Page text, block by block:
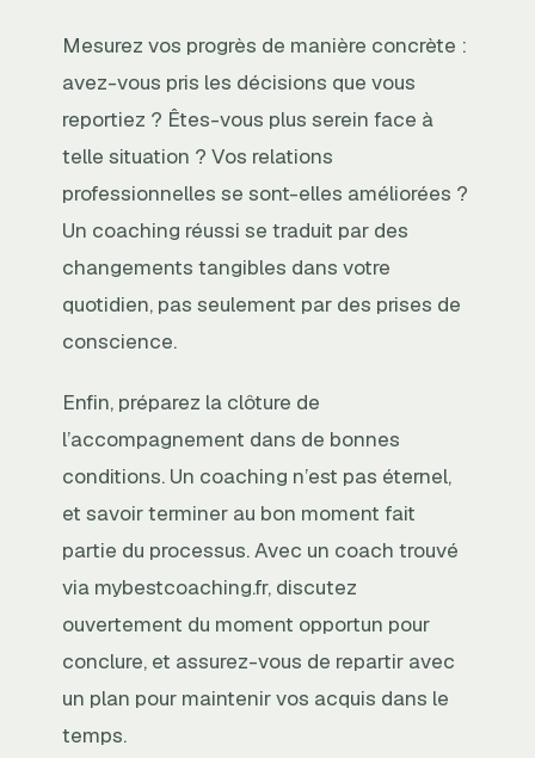
Mesurez vos progrès de manière concrète :
avez-vous pris les décisions que vous
reportiez ? Êtes-vous plus serein face à
telle situation ? Vos relations
professionnelles se sont-elles améliorées ?
Un coaching réussi se traduit par des
changements tangibles dans votre
quotidien, pas seulement par des prises de
conscience.
Enfin, préparez la clôture de
l’accompagnement dans de bonnes
conditions. Un coaching n’est pas éternel,
et savoir terminer au bon moment fait
partie du processus. Avec un coach trouvé
via mybestcoaching.fr, discutez
ouvertement du moment opportun pour
conclure, et assurez-vous de repartir avec
un plan pour maintenir vos acquis dans le
temps.